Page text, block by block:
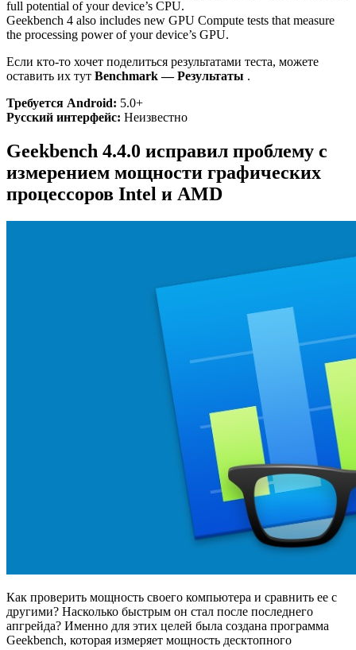
full potential of your device’s CPU.
Geekbench 4 also includes new GPU Compute tests that measure
the processing power of your device’s GPU.
Если кто-то хочет поделиться результатами теста, можете
оставить их тут Benchmark — Результаты .
Требуется Android: 5.0+
Русский интерфейс: Неизвестно
Geekbench 4.4.0 исправил проблему с
измерением мощности графических
процессоров Intel и AMD
Как проверить мощность своего компьютера и сравнить ее с
другими? Насколько быстрым он стал после последнего
апгрейда? Именно для этих целей была создана программа
Geekbench, которая измеряет мощность десктопного